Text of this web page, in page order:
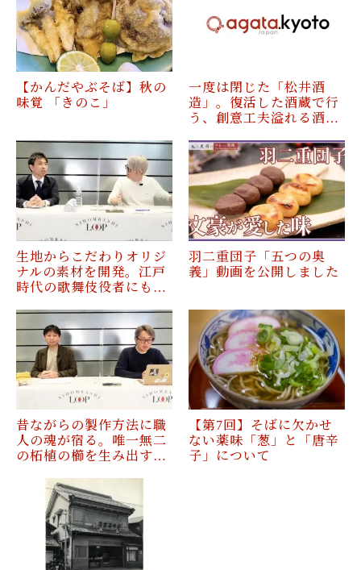
【かんだやぶそば】秋の
味覚 「きのこ」
一度は閉じた「松井酒
造」。復活した酒蔵で行
う、創意工夫溢れる酒…
生地からこだわりオリジ
ナルの素材を開発。江戸
時代の歌舞伎役者にも…
羽二重団子「五つの奥
義」動画を公開しました
昔ながらの製作方法に職
人の魂が宿る。唯一無二
の柘植の櫛を生み出す…
【第7回】そばに欠かせ
ない薬味「葱」と「唐辛
子」について